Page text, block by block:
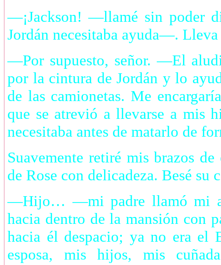
—¡Jackson! —llamé sin poder
Jordán necesitaba ayuda—.
—Por supuesto, señor. —El
por la cintura de Jordán y lo
de las camionetas. Me
que se atrevió a llevarse a mis
necesitaba antes de matarlo de
Suavemente retiré mis brazos
de Rose con delicadeza. Besé
—Hijo… —mi padre llamó mi
hacia dentro de la mansión con
hacia él despacio; ya no era el
esposa, mis hijos, mis